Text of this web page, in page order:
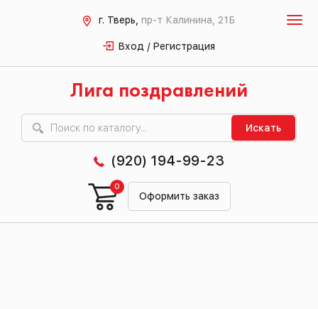
г. Тверь, пр-т Калинина, 21Б
Вход / Регистрация
Лига поздравлений
Искать
(920) 194-99-23
Оформить заказ
0